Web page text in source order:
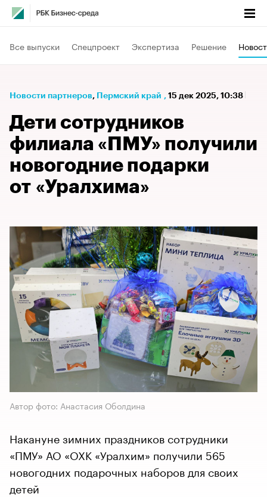
Все выпуски Спецпроект Экспертиза Решение
Новости партнеров⁠, Пермский край , 15 дек 2025, 10:38
Дети сотрудников
филиала «ПМУ» получили
новогодние подарки
от «Уралхима»
Автор фото: Анастасия Оболдина
Накануне зимних праздников сотрудники
«ПМУ» АО «ОХК «Уралхим» получили 565
новогодних подарочных наборов для своих
детей